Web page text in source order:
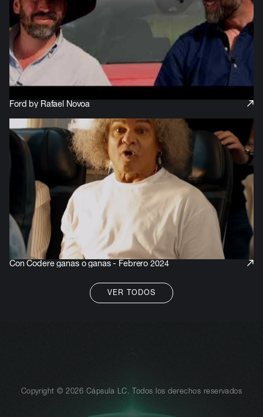
Ford by Rafael Novoa
Con Codere ganas o ganas - Febrero 2024
VER TODOS
VER TODOS
Copyright © 2026 Cápsula LC. Todos los derechos reservados